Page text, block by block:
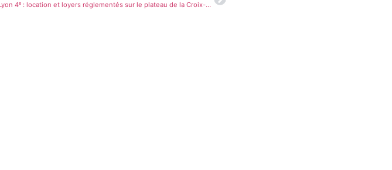
Lyon 4ᵉ : location et loyers réglementés sur le plateau de la Croix-Rousse